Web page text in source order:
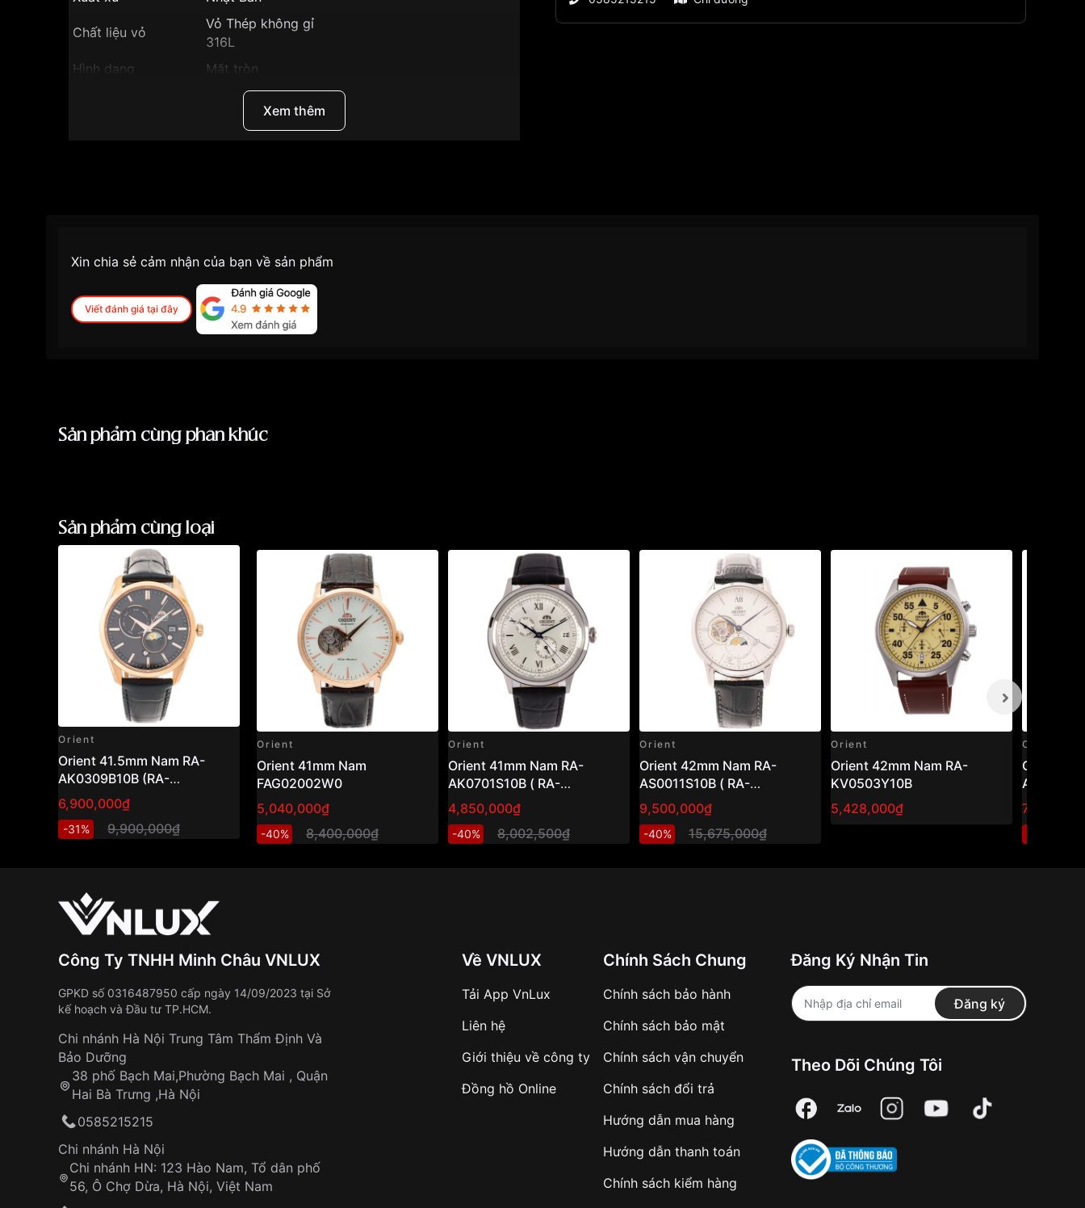
Chất liệu vỏ
Vỏ Thép không gỉ
316L
Hình dạng
Mặt tròn
Vỏ Màu Đen
Những sản phẩm tương tự"Orient 41.8mm Nam RA-AA0811E19B (RA-
Xem thêm
Xin chia sẻ cảm nhận của bạn về sản phẩm
Viết đánh giá tại đây
Sản phẩm cùng phân khúc
Sản phẩm cùng loại
Orient
Orient 41.5mm Nam RA-
AK0309B10B (RA-
AK0309B30B) ( RN-
AK0304B)
6,900,000₫
-31% 9,900,000₫
Orient
Orient 41mm Nam
FAG02002W0
5,040,000₫
-40% 8,400,000₫
Orient
Orient 41mm Nam RA-
AK0701S10B ( RA-
AK0701S30B )
4,850,000₫
-40% 8,002,500₫
Orient
Orient 42mm Nam RA-
AS0011S10B ( RA-
AS0011S30B )
9,500,000₫
-40% 15,675,000₫
Orient
Orient 42mm Nam RA-
KV0503Y10B
5,428,000₫
Orient
Orient 43,5mm Nam RA-
Công Ty TNHH Minh Châu VNLUX
GPKD số 0316487950 cấp ngày 14/09/2023 tại Sở
kế hoạch và Đầu tư TP.HCM.
Chi nhánh Hà Nội Trung Tâm Thẩm Định Và
Bảo Dưỡng
38 phố Bạch Mai,Phường Bạch Mai , Quận
Hai Bà Trưng ,Hà Nội
0585215215
Chi nhánh Hà Nội
Chi nhánh HN: 123 Hào Nam, Tổ dân phố
56, Ô Chợ Dừa, Hà Nội, Việt Nam
Về VNLUX
Tải App VnLux
Liên hệ
Giới thiệu về công ty
Đồng hồ Online
Chính Sách Chung
Chính sách bảo hành
Chính sách bảo mật
Chính sách vận chuyển
Chính sách đổi trả
Hướng dẫn mua hàng
Hướng dẫn thanh toán
Chính sách kiểm hàng
Đăng Ký Nhận Tin
Đăng ký
Theo Dõi Chúng Tôi